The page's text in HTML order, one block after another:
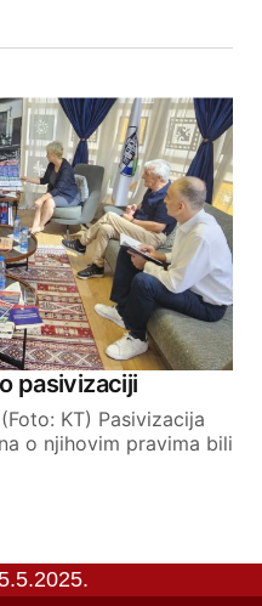
pasivizaciji
KT) Pasivizacija
o njihovim pravima bili